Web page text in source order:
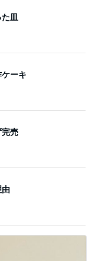
た皿
ーキ
完売
由